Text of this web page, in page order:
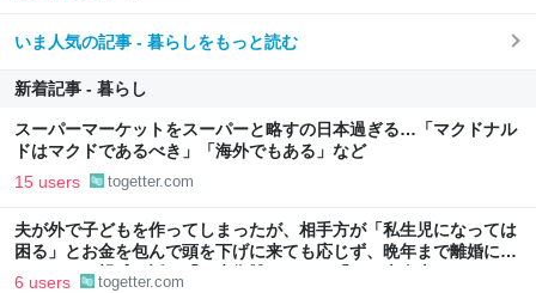
いま人気の記事 - 暮らしをもっと読む
新着記事 - 暮らし
スーパーマーケットをスーパーと略すの日本過ぎる…「マクドナル
ドはマクドであるべき」「海外でもある」など
15 users togetter.com
夫が外で子どもを作ってしまったが、相手方が「私生児になっては
困る」とお金を包んで頭を下げに来ても応じず、晩年まで離婚に応
じなかった親戚の話→「一生復讐になる」「これ本人幸せなの？」
6 users togetter.com